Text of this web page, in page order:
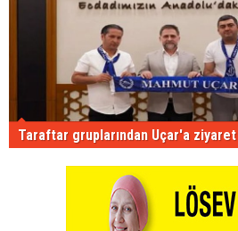
Taraftar gruplarından Uçar'a ziyaret